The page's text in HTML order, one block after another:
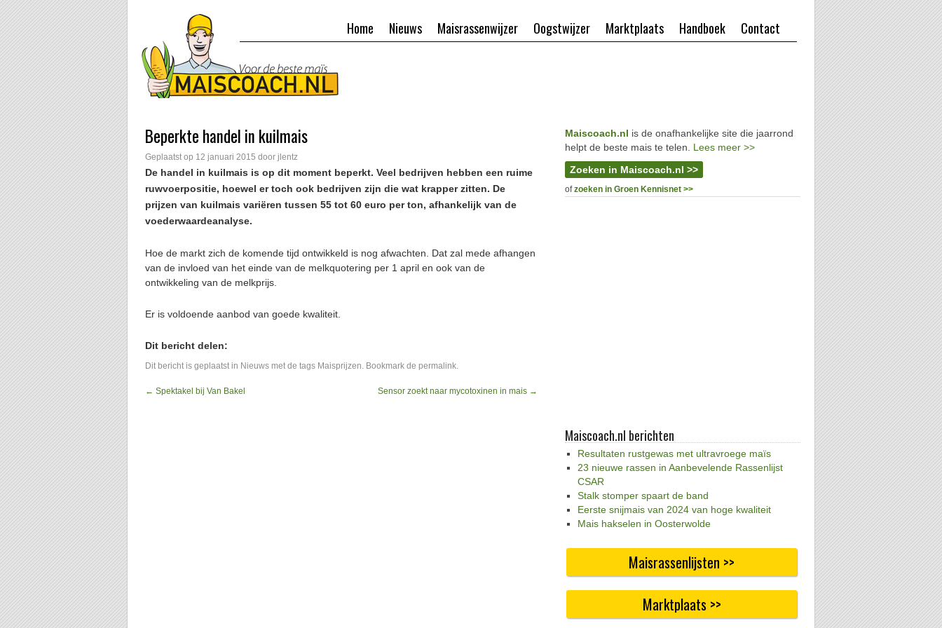
Contact
Handboek
Marktplaats
Oogstwijzer
Maisrassenwijzer
Nieuws
Home
Beperkte handel in kuilmais
Geplaatst op 12 januari 2015 door jlentz
De handel in kuilmais is op dit moment beperkt. Veel bedrijven hebben een ruime
ruwvoerpositie, hoewel er toch ook bedrijven zijn die wat krapper zitten. De
prijzen van kuilmais variëren tussen 55 tot 60 euro per ton, afhankelijk van de
voederwaardeanalyse.
Hoe de markt zich de komende tijd ontwikkeld is nog afwachten. Dat zal mede afhangen
van de invloed van het einde van de melkquotering per 1 april en ook van de
ontwikkeling van de melkprijs.
Er is voldoende aanbod van goede kwaliteit.
Dit bericht delen:
Dit bericht is geplaatst in Nieuws met de tags Maisprijzen. Bookmark de permalink.
← Spektakel bij Van Bakel Sensor zoekt naar mycotoxinen in mais →
Maiscoach.nl is de onafhankelijke site die jaarrond
helpt de beste mais te telen. Lees meer >>
Zoeken in Maiscoach.nl >>
ofzoeken in Groen Kennisnet >>
Maiscoach.nl berichten
Resultaten rustgewas met ultravroege maïs
23 nieuwe rassen in Aanbevelende Rassenlijst
CSAR
Stalk stomper spaart de band
Eerste snijmais van 2024 van hoge kwaliteit
Mais hakselen in Oosterwolde
Maisrassenlijsten >>
Marktplaats >>